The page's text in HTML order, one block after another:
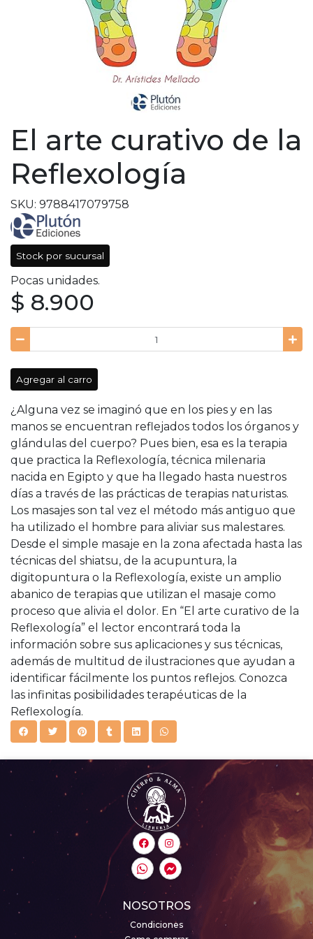
El arte curativo de la
Reflexología
SKU: 9788417079758
Stock por sucursal
Pocas unidades.
$ 8.900
Agregar al carro
¿Alguna vez se imaginó que en los pies y en las
manos se encuentran reflejados todos los órganos y
glándulas del cuerpo? Pues bien, esa es la terapia
que practica la Reflexología, técnica milenaria
nacida en Egipto y que ha llegado hasta nuestros
días a través de las prácticas de terapias naturistas.
Los masajes son tal vez el método más antiguo que
ha utilizado el hombre para aliviar sus malestares.
Desde el simple masaje en la zona afectada hasta las
técnicas del shiatsu, de la acupuntura, la
digitopuntura o la Reflexología, existe un amplio
abanico de terapias que utilizan el masaje como
proceso que alivia el dolor. En “El arte curativo de la
Reflexología” el lector encontrará toda la
información sobre sus aplicaciones y sus técnicas,
además de multitud de ilustraciones que ayudan a
identificar fácilmente los puntos reflejos. Conozca
las infinitas posibilidades terapéuticas de la
Reflexología.
NOSOTROS
Condiciones